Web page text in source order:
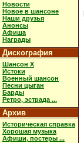
Новости
Новое в шансоне
Наши друзья
Анонсы
Афиша
Награды
Дискография
Шансон X
Истоки
Военный шансон
Песни цыган
Барды
Ретро, эстрада ...
Архив
Историческая справка
Хорошая музыка
Афиши, постеры ...